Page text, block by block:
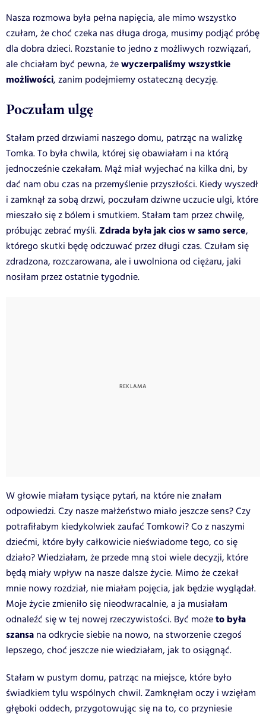
Nasza rozmowa była pełna napięcia, ale mimo wszystko
czułam, że choć czeka nas długa droga, musimy podjąć próbę
dla dobra dzieci. Rozstanie to jedno z możliwych rozwiązań,
ale chciałam być pewna, żewyczerpaliśmy wszystkie
możliwości, zanim podejmiemy ostateczną decyzję.
Poczułam ulgę
Stałam przed drzwiami naszego domu, patrząc na walizkę
Tomka. To była chwila, której się obawiałam i na którą
jednocześnie czekałam. Mąż miał wyjechać na kilka dni, by
dać nam obu czas na przemyślenie przyszłości. Kiedy wyszedł
i zamknął za sobą drzwi, poczułam dziwne uczucie ulgi, które
mieszało się z bólem i smutkiem. Stałam tam przez chwilę,
próbując zebrać myśli. Zdrada była jak cios w samo serce,
którego skutki będę odczuwać przez długi czas. Czułam się
zdradzona, rozczarowana, ale i uwolniona od ciężaru, jaki
nosiłam przez ostatnie tygodnie.
W głowie miałam tysiące pytań, na które nie znałam
odpowiedzi. Czy nasze małżeństwo miało jeszcze sens? Czy
potrafiłabym kiedykolwiek zaufać Tomkowi? Co z naszymi
dziećmi, które były całkowicie nieświadome tego, co się
działo? Wiedziałam, że przede mną stoi wiele decyzji, które
będą miały wpływ na nasze dalsze życie. Mimo że czekał
mnie nowy rozdział, nie miałam pojęcia, jak będzie wyglądał.
Moje życie zmieniło się nieodwracalnie, a ja musiałam
odnaleźć się w tej nowej rzeczywistości. Być możeto była
szansa na odkrycie siebie na nowo, na stworzenie czegoś
lepszego, choć jeszcze nie wiedziałam, jak to osiągnąć.
Stałam w pustym domu, patrząc na miejsce, które było
świadkiem tylu wspólnych chwil. Zamknęłam oczy i wzięłam
głęboki oddech, przygotowując się na to, co przyniesie